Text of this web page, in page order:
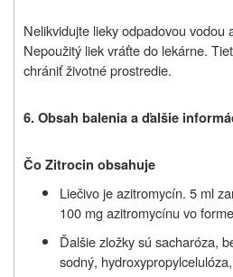
Nelikvidujte lieky odpadovou vodou
Nepoužitý liek vráťte do lekárne.
chrániť životné prostredie.
6. Obsah balenia a ďalšie
Čo Zitrocin obsahuje
Liečivo je azitromycín. 5 ml
100 mg azitromycínu vo
Ďalšie zložky sú sacharóza,
sodný,